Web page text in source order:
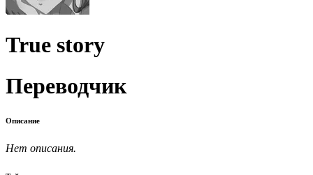
True story
Переводчик
Описание
Нет описания.